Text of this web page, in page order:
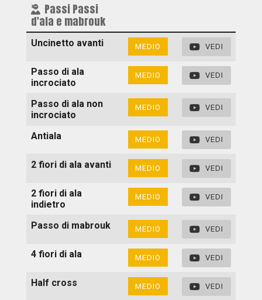
Passi Passi
d'ala e mabrouk
Uncinetto avanti MEDIO VEDI
Passo di ala
incrociato
MEDIO VEDI
Passo di ala non
incrociato
MEDIO VEDI
Antiala MEDIO VEDI
2 fiori di ala avanti MEDIO VEDI
2 fiori di ala
indietro
MEDIO VEDI
Passo di mabrouk MEDIO VEDI
4 fiori di ala MEDIO VEDI
Half cross MEDIO VEDI